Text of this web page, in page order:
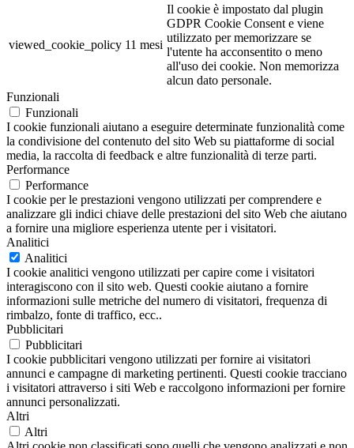
viewed_cookie_policy 11 mesi
Il cookie è impostato dal plugin
GDPR Cookie Consent e viene
utilizzato per memorizzare se
l'utente ha acconsentito o meno
all'uso dei cookie. Non memorizza
alcun dato personale.
Funzionali
Funzionali
I cookie funzionali aiutano a eseguire determinate funzionalità come
la condivisione del contenuto del sito Web su piattaforme di social
media, la raccolta di feedback e altre funzionalità di terze parti.
Performance
Performance
I cookie per le prestazioni vengono utilizzati per comprendere e
analizzare gli indici chiave delle prestazioni del sito Web che aiutano
a fornire una migliore esperienza utente per i visitatori.
Analitici
Analitici
I cookie analitici vengono utilizzati per capire come i visitatori
interagiscono con il sito web. Questi cookie aiutano a fornire
informazioni sulle metriche del numero di visitatori, frequenza di
rimbalzo, fonte di traffico, ecc..
Pubblicitari
Pubblicitari
I cookie pubblicitari vengono utilizzati per fornire ai visitatori
annunci e campagne di marketing pertinenti. Questi cookie tracciano
i visitatori attraverso i siti Web e raccolgono informazioni per fornire
annunci personalizzati.
Altri
Altri